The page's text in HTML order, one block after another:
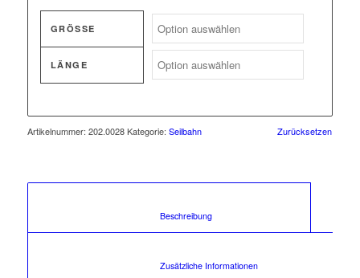
110,75 €
GRÖSSE
LÄNGE
Zurücksetzen
Artikelnummer: 202.0028 Kategorie: Seilbahn
						Beschreibung
						Zusätzliche Informationen